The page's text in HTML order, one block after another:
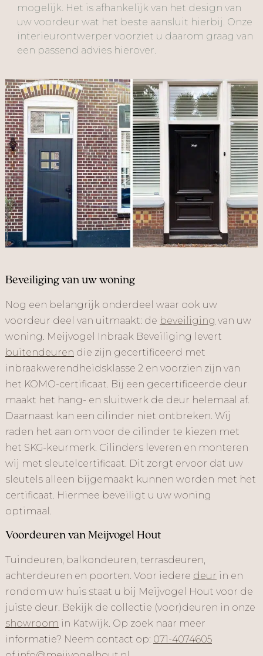
mogelijk. Het is afhankelijk van het design van
uw voordeur wat het beste aansluit hierbij. Onze
interieurontwerper voorziet u daarom graag van
een passend advies hierover.
Beveiliging van uw woning
Nog een belangrijk onderdeel waar ook uw
voordeur deel van uitmaakt: de beveiliging van uw
woning. Meijvogel Inbraak Beveiliging levert
buitendeuren die zijn gecertificeerd met
inbraakwerendheidsklasse 2 en voorzien zijn van
het KOMO-certificaat. Bij een gecertificeerde deur
maakt het hang- en sluitwerk de deur helemaal af.
Daarnaast kan een cilinder niet ontbreken. Wij
raden het aan om voor de cilinder te kiezen met
het SKG-keurmerk. Cilinders leveren en monteren
wij met sleutelcertificaat. Dit zorgt ervoor dat uw
sleutels alleen bijgemaakt kunnen worden met het
certificaat. Hiermee beveiligt u uw woning
optimaal.
Voordeuren van Meijvogel Hout
Tuindeuren, balkondeuren, terrasdeuren,
achterdeuren en poorten. Voor iedere deur in en
rondom uw huis staat u bij Meijvogel Hout voor de
juiste deur. Bekijk de collectie (voor)deuren in onze
showroom in Katwijk. Op zoek naar meer
informatie? Neem contact op: 071-4074605